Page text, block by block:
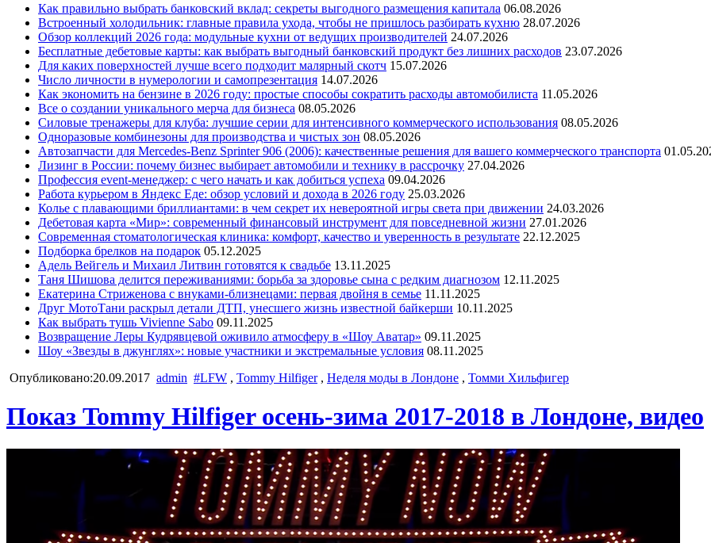
Как правильно выбрать банковский вклад: секреты выгодного размещения капитала 06.08.2026
Встроенный холодильник: главные правила ухода, чтобы не пришлось разбирать кухню 28.07.2026
Обзор коллекций 2026 года: модульные кухни от ведущих производителей 24.07.2026
Бесплатные дебетовые карты: как выбрать выгодный банковский продукт без лишних расходов 23.07.2026
Для каких поверхностей лучше всего подходит малярный скотч 15.07.2026
Число личности в нумерологии и самопрезентация 14.07.2026
Как экономить на бензине в 2026 году: простые способы сократить расходы автомобилиста 11.05.2026
Все о создании уникального мерча для бизнеса 08.05.2026
Силовые тренажеры для клуба: лучшие серии для интенсивного коммерческого использования 08.05.2026
Одноразовые комбинезоны для производства и чистых зон 08.05.2026
Автозапчасти для Mercedes-Benz Sprinter 906 (2006): качественные решения для вашего коммерческого транспорта
Лизинг в России: почему бизнес выбирает автомобили и технику в рассрочку 27.04.2026
Профессия event-менеджер: с чего начать и как добиться успеха 09.04.2026
Работа курьером в Яндекс Еде: обзор условий и дохода в 2026 году 25.03.2026
Колье с плавающими бриллиантами: в чем секрет их невероятной игры света при движении 24.03.2026
Дебетовая карта «Мир»: современный финансовый инструмент для повседневной жизни 27.01.2026
Современная стоматологическая клиника: комфорт, качество и уверенность в результате 22.12.2025
Подборка брелков на подарок 05.12.2025
Адель Вейгель и Михаил Литвин готовятся к свадьбе 13.11.2025
Таня Шишова делится переживаниями: борьба за здоровье сына с редким диагнозом 12.11.2025
Екатерина Стриженова с внуками-близнецами: первая двойня в семье 11.11.2025
Друг МотоТани раскрыл детали ДТП, унесшего жизнь известной байкерши 10.11.2025
Как выбрать тушь Vivienne Sabo 09.11.2025
Возвращение Леры Кудрявцевой оживило атмосферу в «Шоу Аватар» 09.11.2025
Шоу «Звезды в джунглях»: новые участники и экстремальные условия 08.11.2025
Опубликовано:20.09.2017 admin #LFW , Tommy Hilfiger, Неделя моды в Лондоне , Томми Хильфигер
Показ Tommy Hilfiger осень-зима 2017-2018 в Лондоне, видео